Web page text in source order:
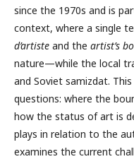
since the 1970s and is
context, where a single
d’artiste and the artist’s
nature—while the local
and Soviet samizdat.
questions: where the
how the status of art is
plays in relation to the
examines the current